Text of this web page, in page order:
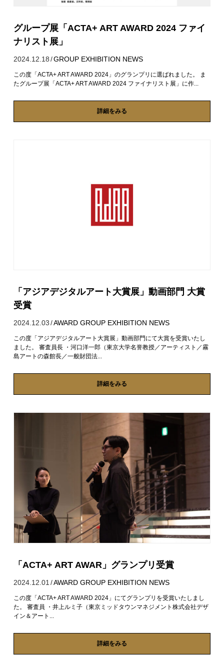
グループ展「ACTA+ ART AWARD 2024 ファイ
ナリスト展」
2024.12.18 /GROUP EXHIBITION NEWS
この度「ACTA+ ART AWARD 2024」のグランプリに選ばれました。 ま
たグループ展「ACTA+ ART AWARD 2024 ファイナリスト展」に作...
詳細をみる
「アジアデジタルアート大賞展」動画部門 大賞
受賞
2024.12.03 /AWARD GROUP EXHIBITION NEWS
この度「アジアデジタルアート大賞展」動画部門にて大賞を受賞いたし
ました。 審査員長 ・河口洋一郎（東京大学名誉教授／アーティスト／霧
島アートの森館長／一般財団法...
詳細をみる
「ACTA+ ART AWAR」グランプリ受賞
2024.12.01 /AWARD GROUP EXHIBITION NEWS
この度「ACTA+ ART AWARD 2024」にてグランプリを受賞いたしまし
た。 審査員 ・井上ルミ子（東京ミッドタウンマネジメント株式会社デザ
イン＆アート...
詳細をみる